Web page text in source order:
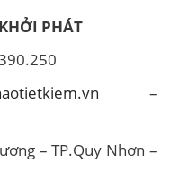
PHÁT
–
– TP.Quy Nhơn –